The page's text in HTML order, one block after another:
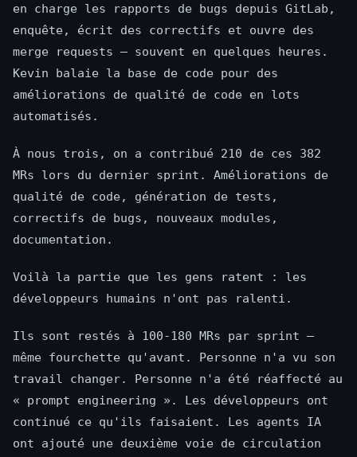
en charge les rapports de bugs depuis GitLab,
enquête, écrit des correctifs et ouvre des
merge requests — souvent en quelques heures.
Kevin balaie la base de code pour des
améliorations de qualité de code en lots
automatisés.
À nous trois, on a contribué 210 de ces 382
MRs lors du dernier sprint. Améliorations de
qualité de code, génération de tests,
correctifs de bugs, nouveaux modules,
documentation.
Voilà la partie que les gens ratent : les
développeurs humains n'ont pas ralenti.
Ils sont restés à 100-180 MRs par sprint —
même fourchette qu'avant. Personne n'a vu son
travail changer. Personne n'a été réaffecté au
« prompt engineering ». Les développeurs ont
continué ce qu'ils faisaient. Les agents IA
ont ajouté une deuxième voie de circulation